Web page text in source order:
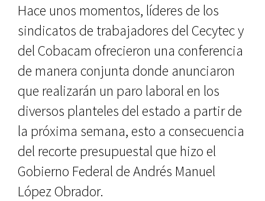
Hace unos momentos, líderes de los
sindicatos de trabajadores del Cecytec y
del Cobacam ofrecieron una conferencia
de manera conjunta donde anunciaron
que realizarán un paro laboral en los
diversos planteles del estado a partir de
la próxima semana, esto a consecuencia
del recorte presupuestal que hizo el
Gobierno Federal de Andrés Manuel
López Obrador.